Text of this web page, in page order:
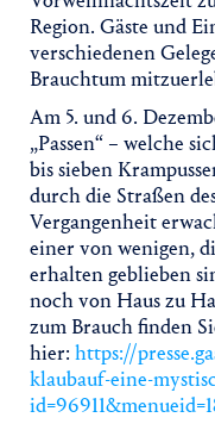
Region. Gäste und
verschiedenen
Brauchtum
Am 5. und 6.
„Passen“ – welche
bis sieben
durch die Straßen
Vergangenheit
einer von wenigen,
erhalten geblieben
noch von Haus zu
zum Brauch finden
hier: https://
klaubauf-eine-